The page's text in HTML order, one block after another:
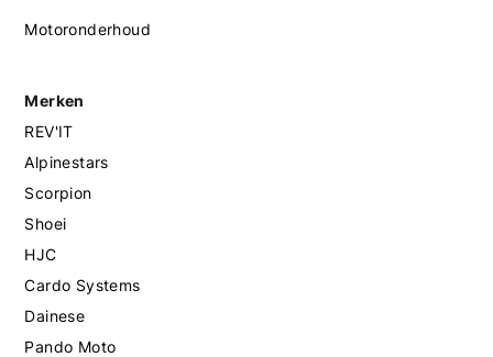
Motoronderhoud
Merken
REV'IT
Alpinestars
Scorpion
Shoei
HJC
Cardo Systems
Dainese
Pando Moto